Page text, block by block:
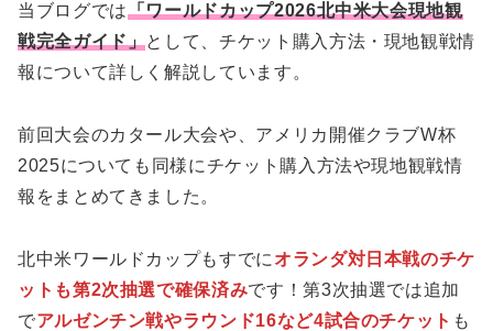
紙チケットや記念チケットはもらえる？
スマホの充電切れ対策にモバイルバッテリーは必
須
当ブログでは「ワールドカップ2026北中米大会現地観
戦完全ガイド」として、チケット購入方法・現地観戦情
報について詳しく解説しています。
前回大会のカタール大会や、アメリカ開催クラブW杯
2025についても同様にチケット購入方法や現地観戦情
報をまとめてきました。
北中米ワールドカップもすでに オランダ対日本戦のチケ
ットも第2次抽選で確保済みです！第3次抽選では追加
でアルゼンチン戦やラウンド16など4試合のチケット も